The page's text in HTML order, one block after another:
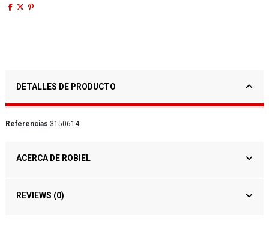
DETALLES DE PRODUCTO
Referencias 3150614
ACERCA DE ROBIEL
REVIEWS (0)